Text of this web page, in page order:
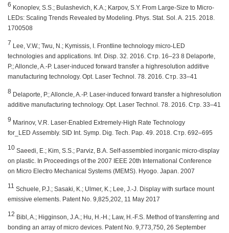
6 Konoplev, S.S.; Bulashevich, K.A.; Karpov, S.Y. From Large-Size to Micro-
LEDs: Scaling Trends Revealed by Modeling. Phys. Stat. Sol. A. 215. 2018.
1700508
7 Lee, V.W.; Twu, N.; Kymissis, I. Frontline technology micro-LED
technologies and applications. Inf. Disp. 32. 2016. Стр. 16–23 8 Delaporte,
P.; Alloncle, A.-P. Laser-induced forward transfer a highresolution additive
manufacturing technology. Opt. Laser Technol. 78. 2016. Стр. 33–41
8 Delaporte, P.; Alloncle, A.-P. Laser-induced forward transfer a highresolution
additive manufacturing technology. Opt. Laser Technol. 78. 2016. Стр. 33–41
9 Marinov, V.R. Laser-Enabled Extremely-High Rate Technology
for_LED Assembly. SID Int. Symp. Dig. Tech. Pap. 49. 2018. Стр. 692–695
10 Saeedi, E.; Kim, S.S.; Parviz, B.A. Self-assembled inorganic micro-display
on plastic. In Proceedings of the 2007 IEEE 20th International Conference
on Micro Electro Mechanical Systems (MEMS). Hyogo. Japan. 2007
11 Schuele, P.J.; Sasaki, K.; Ulmer, K.; Lee, J.-J. Display with surface mount
emissive elements. Patent No. 9,825,202, 11 May 2017
12 Bibl, A.; Higginson, J.A.; Hu, H.-H.; Law, H.-F.S. Method of transferring and
bonding an array of micro devices. Patent No. 9,773,750, 26 September